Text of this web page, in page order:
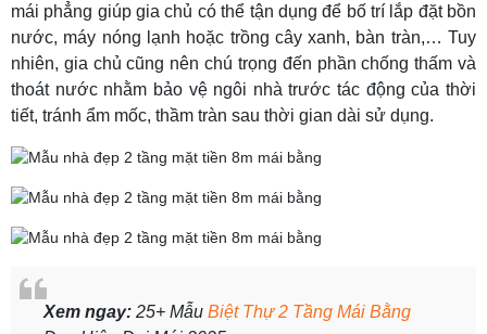
mái phẳng giúp gia chủ có thể tận dụng để bố trí lắp đặt bồn
nước, máy nóng lạnh hoặc trồng cây xanh, bàn tràn,… Tuy
nhiên, gia chủ cũng nên chú trọng đến phần chống thấm và
thoát nước nhằm bảo vệ ngôi nhà trước tác động của thời
tiết, tránh ẩm mốc, thầm tràn sau thời gian dài sử dụng.
Xem ngay: 25+ Mẫu Biệt Thự 2 Tầng Mái Bằng